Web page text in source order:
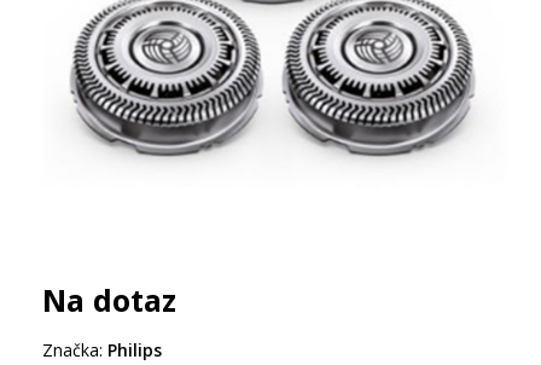
Na dotaz
Značka: Philips